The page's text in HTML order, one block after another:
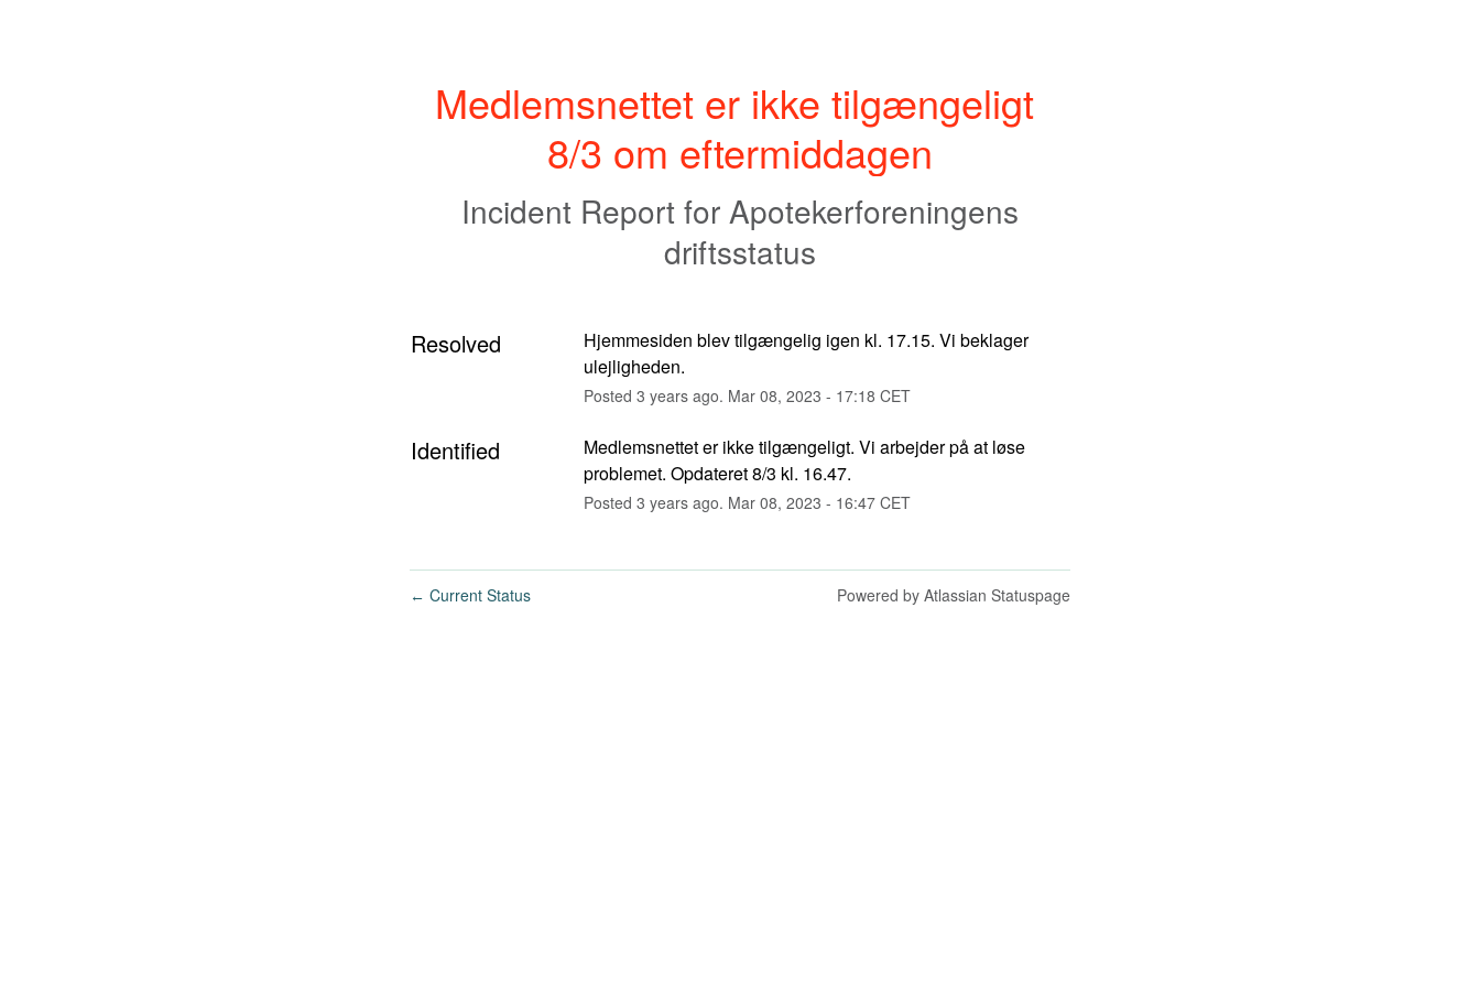
Medlemsnettet er ikke tilgængeligt
8/3 om eftermiddagen
Incident Report for Apotekerforeningens
driftsstatus
Resolved
Hjemmesiden blev tilgængelig igen kl. 17.15. Vi beklager
ulejligheden.
Posted 3 years ago. Mar 08, 2023 - 17:18 CET
Identified
Medlemsnettet er ikke tilgængeligt. Vi arbejder på at løse
problemet. Opdateret 8/3 kl. 16.47.
Posted 3 years ago. Mar 08, 2023 - 16:47CET
← Current Status Powered by Atlassian Statuspage